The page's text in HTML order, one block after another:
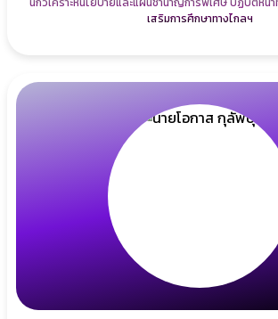
เสริมการศึกษาทางไกลฯ